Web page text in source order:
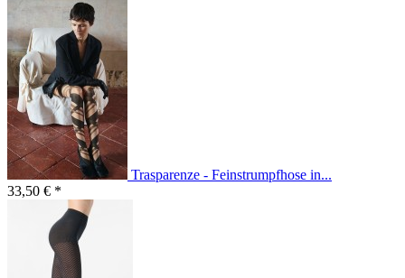
Trasparenze - Feinstrumpfhose in...
33,50 € *